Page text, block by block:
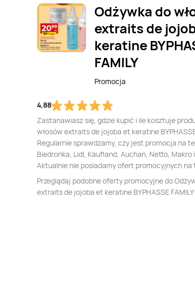
Odżywka do
extraits de
keratine
FAMILY
Promocja
4,88
Zastanawiasz się, gdzie kupić i ile kosztuje
włosów extraits de jojoba et keratine
Regularnie sprawdzamy, czy jest promocja na
Biedronka, Lidl, Kaufland, Auchan, Netto, Makro
Aktualnie nie posiadamy ofert promocyjnych na
Przeglądaj podobne oferty promocyjne do
extraits de jojoba et keratine BYPHASSE FAMILY!